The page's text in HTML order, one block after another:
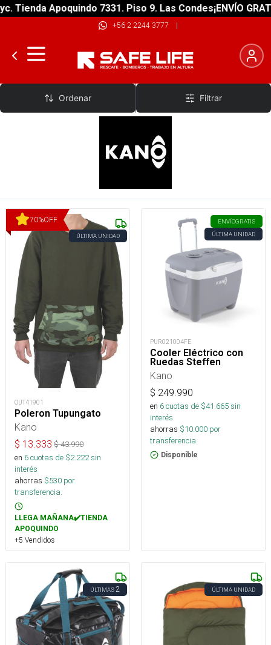
Apoquindo 7331. Piso 9. Las Condes¡ENVÍO GRATIS!
+56 2 2244 3777 |
Kano
Ordenar Filtrar
70%OFF
ÚLTIMA UNIDAD
OUT41901
Poleron Tupungato
Kano
$ 13.333 $43.990
en 6cuotas de $2.222sin
interés
ahorras $530 por
transferencia.
LLEGA MAÑANA✔️TIENDA
APOQUINDO
+5 Vendidos
ENVÍOGRATIS
ÚLTIMA UNIDAD
PUR021004FE
Cooler Eléctrico con
Ruedas Steffen
Kano
$ 249.990
en 6cuotas de $41.665sin
interés
ahorras $10.000 por
transferencia.
Disponible
ÚLTIMAS2 ÚLTIMA UNIDAD